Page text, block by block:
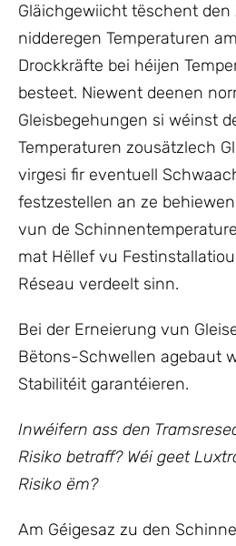
Gläichgewiicht tëschent den
nidderegen Temperaturen
Drockkräfte bei héijen
besteet. Niewent deenen
Gleisbegehungen si wéinst
Temperaturen zousätzlech
virgesi fir eventuell
festzestellen an ze
vun de
mat Hëllef vu
Réseau verdeelt sinn.
Bei der Erneierung vun
Bëtons-Schwellen agebaut
Stabilitéit garantéieren.
Inwéifern ass den
Risiko betraff? Wéi geet
Risiko ëm?
Am Géigesaz zu den